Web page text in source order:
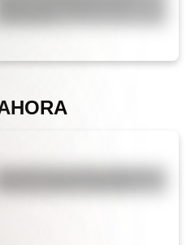
¿Es cierto que el chocolate es